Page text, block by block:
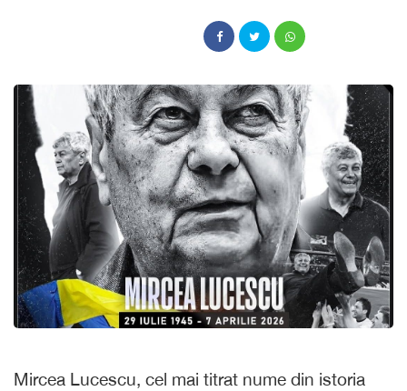
Mircea Lucescu, cel mai titrat nume din istoria